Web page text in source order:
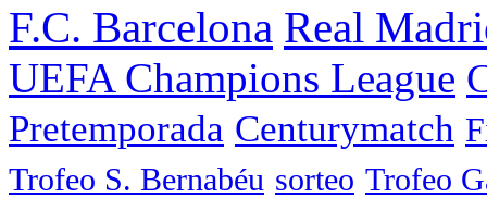
F.C. Barcelona Real
UEFA Champions League
Pretemporada Centurymatch
Trofeo S. Bernabéu sorteo Trofeo